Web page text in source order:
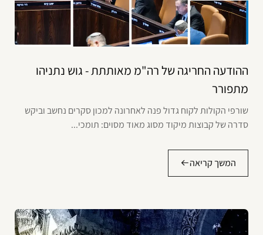
ההודעה החריגה של רה"מ מאותתת - גוש נתניהו
מתפורר
שורפי הקולות לקוח גדול פנה לאחרונה למכון סקרים נחשב וביקש
סדרה של קבוצות מיקוד מסוג מאוד מסוים: תומכי...
המשך קריאה